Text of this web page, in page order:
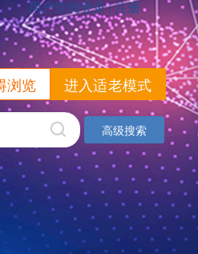
浏览 进入适老模式
高级搜索